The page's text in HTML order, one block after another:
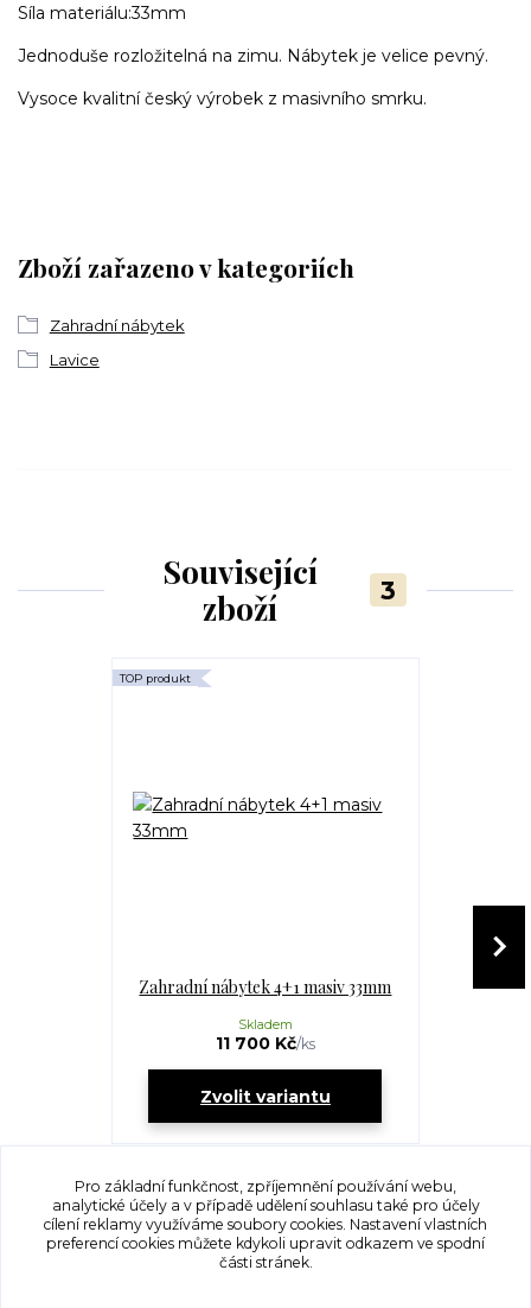
Síla materiálu:33mm
Jednoduše rozložitelná na zimu. Nábytek je velice pevný.
Vysoce kvalitní český výrobek z masivního smrku.
Zboží zařazeno v kategoriích
Zahradní nábytek
Lavice
Související
zboží
3
TOP produkt
Zahradní nábytek 4+1 masiv 33mm
11 700 Kč/ks
Skladem
Zvolit variantu
Zahradní
Pro základní funkčnost, zpříjemnění používání webu,
analytické účely a v případě udělení souhlasu také pro účely
cílení reklamy využíváme soubory cookies. Nastavení vlastních
preferencí cookies můžete kdykoli upravit odkazem ve spodní
části stránek.